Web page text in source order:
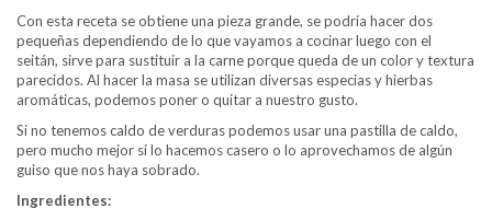
Con esta receta se obtiene una pieza grande, se podría hacer dos
pequeñas dependiendo de lo que vayamos a cocinar luego con el
seitán, sirve para sustituir a la carne porque queda de un color y textura
parecidos. Al hacer la masa se utilizan diversas especias y hierbas
aromáticas, podemos poner o quitar a nuestro gusto.
Si no tenemos caldo de verduras podemos usar una pastilla de caldo,
pero mucho mejor si lo hacemos casero o lo aprovechamos de algún
guiso que nos haya sobrado.
Ingredientes: